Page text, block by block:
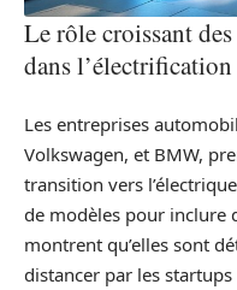
Le rôle croissant
dans l’électrification
Les entreprises
Volkswagen, et BMW,
transition vers
de modèles pour inclure
montrent qu’elles sont
distancer par les